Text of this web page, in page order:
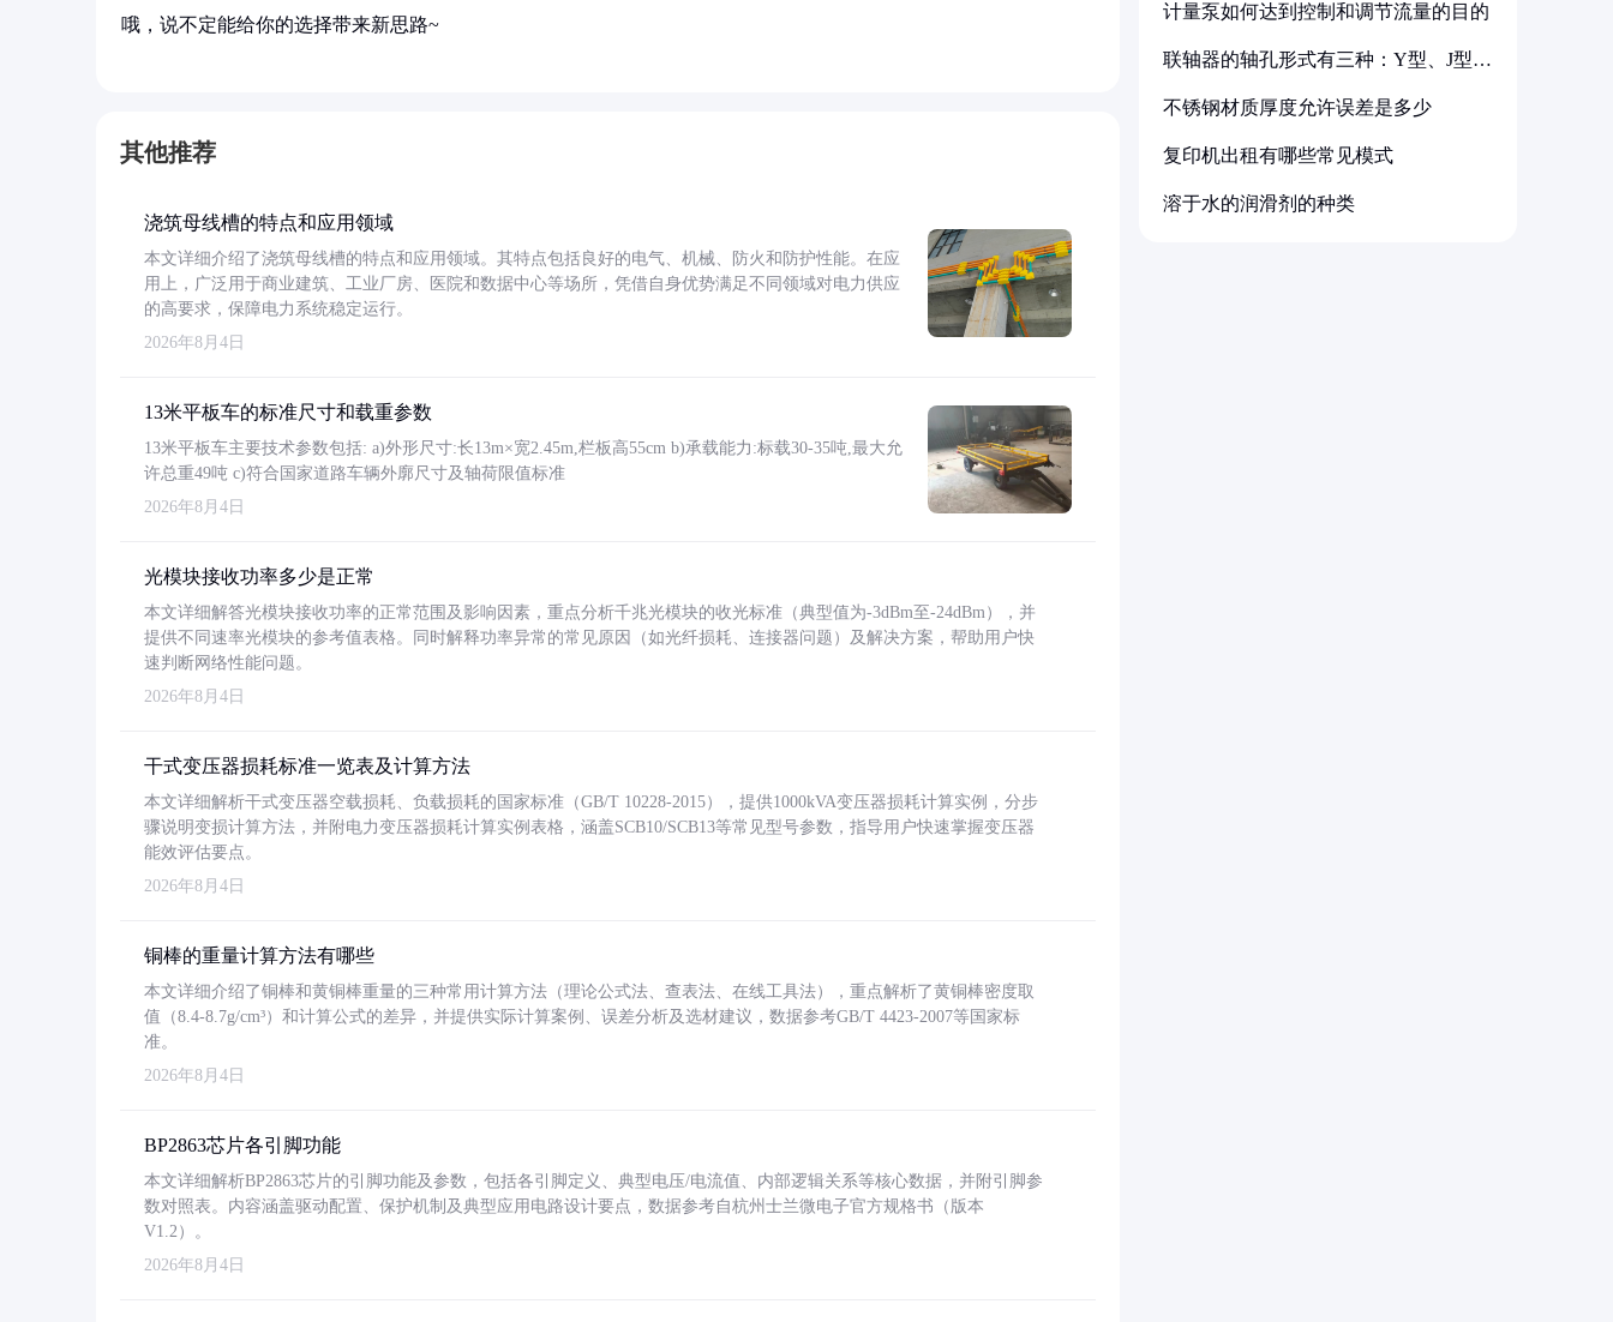
哦，说不定能给你的选择带来新思路~
其他推荐
浇筑母线槽的特点和应用领域
本文详细介绍了浇筑母线槽的特点和应用领域。其特点包括良好的电气、机械、防火和防护性能。在应
用上，广泛用于商业建筑、工业厂房、医院和数据中心等场所，凭借自身优势满足不同领域对电力供应
的高要求，保障电力系统稳定运行。
2026年8月4日
13米平板车的标准尺寸和载重参数
13米平板车主要技术参数包括: a)外形尺寸:长13m×宽2.45m,栏板高55cm b)承载能力:标载30-35吨,最大允
许总重49吨 c)符合国家道路车辆外廓尺寸及轴荷限值标准
2026年8月4日
光模块接收功率多少是正常
本文详细解答光模块接收功率的正常范围及影响因素，重点分析千兆光模块的收光标准（典型值为-3dBm至-24dBm），并
提供不同速率光模块的参考值表格。同时解释功率异常的常见原因（如光纤损耗、连接器问题）及解决方案，帮助用户快
速判断网络性能问题。
2026年8月4日
干式变压器损耗标准一览表及计算方法
本文详细解析干式变压器空载损耗、负载损耗的国家标准（GB/T 10228-2015），提供1000kVA变压器损耗计算实例，分步
骤说明变损计算方法，并附电力变压器损耗计算实例表格，涵盖SCB10/SCB13等常见型号参数，指导用户快速掌握变压器
能效评估要点。
2026年8月4日
铜棒的重量计算方法有哪些
本文详细介绍了铜棒和黄铜棒重量的三种常用计算方法（理论公式法、查表法、在线工具法），重点解析了黄铜棒密度取
值（8.4-8.7g/cm³）和计算公式的差异，并提供实际计算案例、误差分析及选材建议，数据参考GB/T 4423-2007等国家标
准。
2026年8月4日
BP2863芯片各引脚功能
本文详细解析BP2863芯片的引脚功能及参数，包括各引脚定义、典型电压/电流值、内部逻辑关系等核心数据，并附引脚参
数对照表。内容涵盖驱动配置、保护机制及典型应用电路设计要点，数据参考自杭州士兰微电子官方规格书（版本
V1.2）。
2026年8月4日
计量泵如何达到控制和调节流量的目的
联轴器的轴孔形式有三种：Y型、J型、
不锈钢材质厚度允许误差是多少
复印机出租有哪些常见模式
溶于水的润滑剂的种类